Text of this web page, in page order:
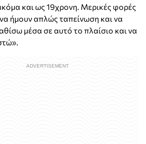
και ως 19χρονη. Μερικές φορές
ήμουν απλώς ταπείνωση και να
μέσα σε αυτό το πλαίσιο και να